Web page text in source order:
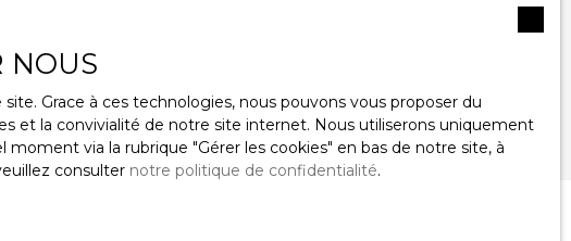
DES ANNONCES
NOUS
Grace à ces technologies, nous pouvons vous proposer du
et la convivialité de notre site internet. Nous utiliserons uniquement
via la rubrique ″Gérer les cookies″ en bas de notre site, à
consulter notre politique de confidentialité.